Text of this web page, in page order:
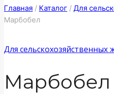
Главная / Каталог / Для
Марбобел
Для сельскохозяйственных
Марбобел